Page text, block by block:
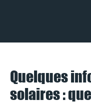
Quelques
solaires :